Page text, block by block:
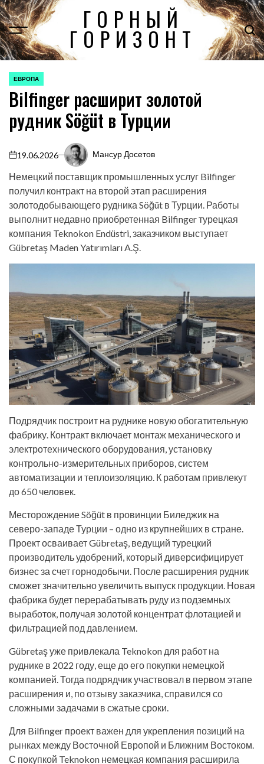
Перейти
к
содержимому
ГОРНЫЙ
ГОРИЗОНТ
ОПУБЛИКОВАНО
В
ЕВРОПА
Bilfinger расширит золотой
рудник Söğüt в Турции
on
19.06.2026 Мансур Досетов
Немецкий поставщик промышленных услуг Bilfinger
получил контракт на второй этап расширения
золотодобывающего рудника Söğüt в Турции. Работы
выполнит недавно приобретенная Bilfinger турецкая
компания Teknokon Endüstri, заказчиком выступает
Gübretaş Maden Yatırımları A.Ş.
Подрядчик построит на руднике новую обогатительную
фабрику. Контракт включает монтаж механического и
электротехнического оборудования, установку
контрольно-измерительных приборов, систем
автоматизации и теплоизоляцию. К работам привлекут
до 650 человек.
Месторождение Söğüt в провинции Биледжик на
северо-западе Турции – одно из крупнейших в стране.
Проект осваивает Gübretaş, ведущий турецкий
производитель удобрений, который диверсифицирует
бизнес за счет горнодобычи. После расширения рудник
сможет значительно увеличить выпуск продукции. Новая
фабрика будет перерабатывать руду из подземных
выработок, получая золотой концентрат флотацией и
фильтрацией под давлением.
Gübretaş уже привлекала Teknokon для работ на
руднике в 2022 году, еще до его покупки немецкой
компанией. Тогда подрядчик участвовал в первом этапе
расширения и, по отзыву заказчика, справился со
сложными задачами в сжатые сроки.
Для Bilfinger проект важен для укрепления позиций на
рынках между Восточной Европой и Ближним Востоком.
С покупкой Teknokon немецкая компания расширила